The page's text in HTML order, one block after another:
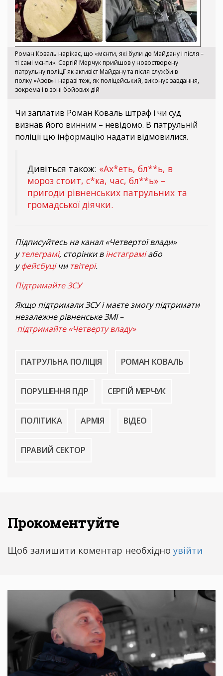
Роман Коваль нарікає, що «мєнти, які були до Майдану і після –
ті самі мєнти». Сергій Мерчук прийшов у новостворену
патрульну поліції як активіст Майдану та після служби в
полку «Азов» і наразі теж, як поліцейський, виконує завдання,
зокрема і в зоні бойових дій
Чи заплатив Роман Коваль штраф і чи суд
визнав його винним – невідомо. В патрульній
поліції цю інформацію надати відмовилися.
Дивіться також: «Ах*еть, бл**ь, в
мороз стоит, с*ка, час, бл**ь» –
пригоди рівненських патрульних та
громадської діячки.
Підписуйтесь на канал «Четвертої влади»
утелеграмі, сторінки вінстаграміабо
уфейсбуцічи твітері.
Підтримайте ЗСУ
Якщо підтримали ЗСУ і маєте змогу підтримати
незалежне рівненське ЗМІ –
підтримайте «Четверту владу»
ПАТРУЛЬНА ПОЛІЦІЯ РОМАН КОВАЛЬ
ПОРУШЕННЯ ПДР СЕРГІЙ МЕРЧУК
ПОЛІТИКА АРМІЯ ВІДЕО
ПРАВИЙ СЕКТОР
Прокоментуйте
Щоб залишити коментар необхідно увійти